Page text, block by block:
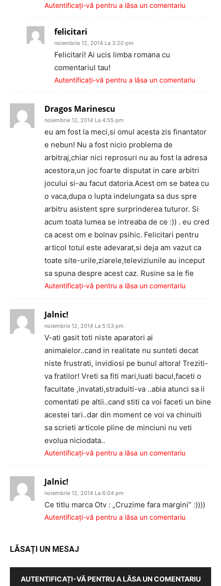
Autentificați-vă pentru a lăsa un comentariu
felicitari
noiembrie 12, 2014 La 3:20 pm
Felicitari! Ai ucis limba romana cu
comentariul tau!
Autentificați-vă pentru a lăsa un comentariu
Dragos Marinescu
noiembrie 12, 2014 La 4:55 pm
eu am fost la meci,si omul acesta zis finantator
e nebun! Nu a fost nicio problema de
arbitraj,chiar nici reprosuri nu au fost la adresa
acestora,un joc foarte disputat in care arbitri
jocului si-au facut datoria.Acest om se batea cu
o vaca,dupa o lupta indelungata sa dus spre
arbitru asistent spre surprinderea tuturor. Si
acum toata lumea se intreaba de ce :)) . eu cred
ca acest om e bolnav psihic. Felicitari pentru
articol totul este adevarat,si deja am vazut ca
toate site-urile,ziarele,televiziunile au inceput
sa spuna despre acest caz. Rusine sa le fie
Autentificați-vă pentru a lăsa un comentariu
Jalnic!
noiembrie 12, 2014 La 5:53 pm
V-ati gasit toti niste aparatori ai
animalelor..cand in realitate nu sunteti decat
niste frustrati, invidiosi pe bunul altora! Treziti-
va fratilor! Vreti sa fiti mari,luati bacul,faceti o
facultate ,invatati,straduiti-va ..abia atunci sa ii
comentati pe altii..cand stiti ca voi faceti un bine
acestei tari..dar din moment ce voi va chinuiti
sa scrieti articole pline de minciuni nu veti
evolua niciodata..
Autentificați-vă pentru a lăsa un comentariu
Jalnic!
noiembrie 12, 2014 La 6:04 pm
Ce titlu marca Otv : „Cruzime fara margini” :))))
Autentificați-vă pentru a lăsa un comentariu
LĂSAȚI UN MESAJ
AUTENTIFICAȚI-VĂ PENTRU A LĂSA UN COMENTARIU